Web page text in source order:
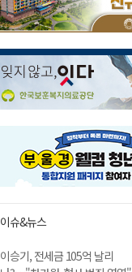
이슈&뉴스
이승기, 전세금 105억 날리